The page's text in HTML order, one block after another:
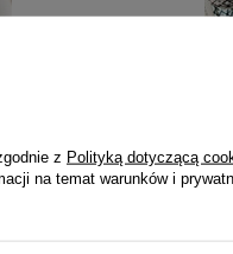
69,99 zł
z Polityką dotyczącą
na temat warunków i